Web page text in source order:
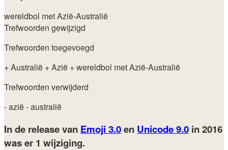
wereldbol met Azië-Australië
Trefwoorden gewijzigd
Trefwoorden toegevoegd
+ Australië + Azië + wereldbol met Azië-Australië
Trefwoorden verwijderd
- azië- australië
In de release van Emoji 3.0en Unicode 9.0 in 2016
was er 1 wijziging.